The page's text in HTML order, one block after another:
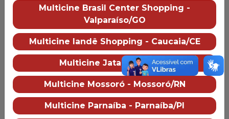
Duração:91 min
Distruibução:
PlayArte Pictures
Trailer
— Viagem Gelada: O
Mais informações
Multicine Águas Lindas
Sobre o cinema
Como chegar
Multicine Brasil Center Shopping -
Valparaíso/GO
Multicine Iandê Shopping - Caucaia/CE
Multicine Jataí - Jataí/GO
Multicine Mossoró - Mossoró/RN
Multicine Parnaíba - Parnaíba/PI